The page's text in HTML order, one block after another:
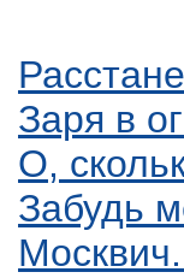
Заря в
О,
Забудь